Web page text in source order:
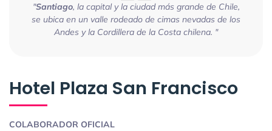
"Santiago, la capital y la ciudad más grande de Chile,
se ubica en un valle rodeado de cimas nevadas de los
Andes y la Cordillera de la Costa chilena. "
Hotel Plaza San Francisco
COLABORADOR OFICIAL